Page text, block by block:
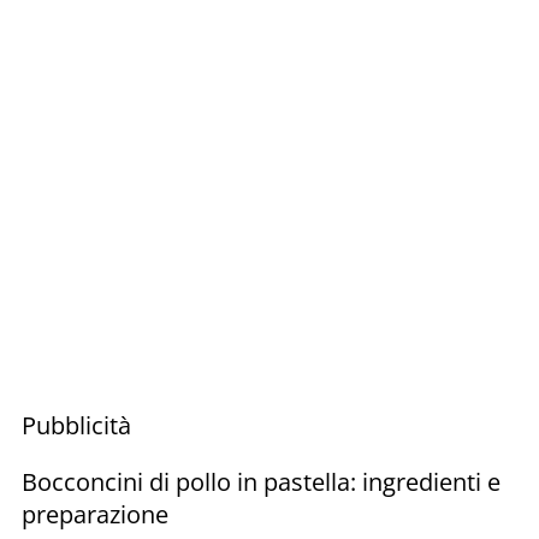
Pubblicità
Bocconcini di pollo in pastella: ingredienti e
preparazione